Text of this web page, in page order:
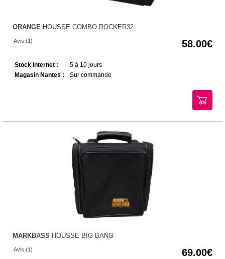
ORANGE HOUSSE COMBO ROCKER32
Avis (1) 58.00
Stock Internet :
5 à 10 jours
Magasin Nantes :
Sur commande
MARKBASS HOUSSE BIG BANG
Avis (1) 69.00